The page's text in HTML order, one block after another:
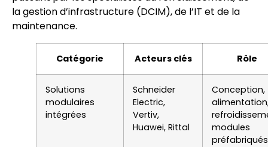
la gestion d’infrastructure (DCIM), de l’IT et de la
maintenance.
Catégorie Acteurs clés Rôle
Solutions
modulaires
intégrées
Schneider
Electric,
Vertiv,
Huawei, Rittal
Conception,
modules
préfabriqués